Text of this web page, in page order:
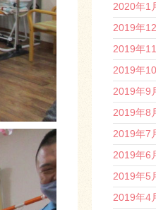
2020年1
2019年
2019年
2019年
2019年9
2019年8
2019年7
2019年6
2019年5
2019年4